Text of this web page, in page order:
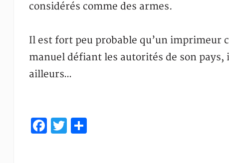
considérés comme des armes.
Il est fort peu probable qu’un imprimeur
manuel défiant les autorités de son
ailleurs…
Facebook
Twitter
Partager